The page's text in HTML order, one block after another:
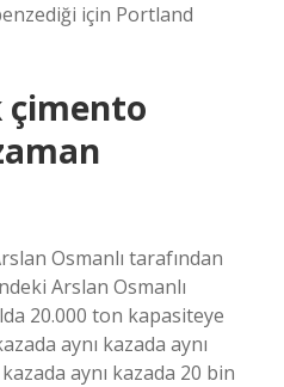
için Portland
çimento
Osmanlı tarafından
Arslan Osmanlı
20.000 ton kapasiteye
aynı kazada aynı
aynı kazada 20 bin